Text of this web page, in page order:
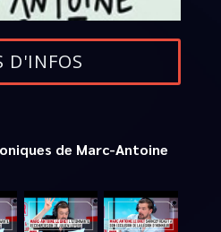
D'INFOS
de Marc-Antoine